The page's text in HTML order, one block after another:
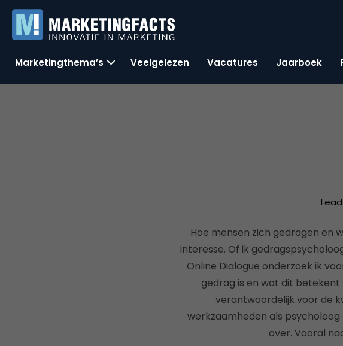
Marketingthema’s Veelgelezen Vacatures Jaarboek
Hoe mensen zich gedragen en
interesse. Of ik
Online Dialogue onderzoek ik
gedrag is en wat dit betekent
verantwoordelijk voor de
werkzaamheden als
over. Vooral